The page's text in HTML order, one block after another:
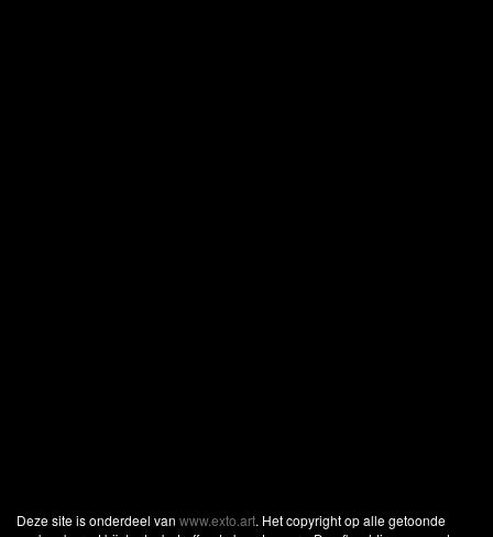
Deze site is onderdeel van www.exto.art. Het copyright op alle getoonde